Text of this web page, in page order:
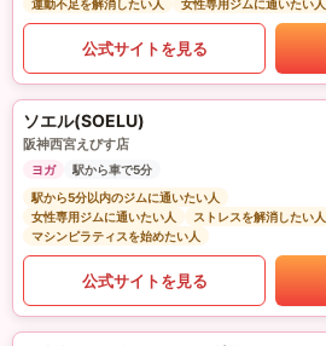
運動不足を解消したい人
女性専用ジムに通いたい人
公式サイトを見る
ソエル(SOELU)
阪神西宮えびす店
ヨガ
駅から車で5分
駅から5分以内のジムに通いたい人
女性専用ジムに通いたい人
ストレスを解消したい人
マシンピラティスを始めたい人
公式サイトを見る